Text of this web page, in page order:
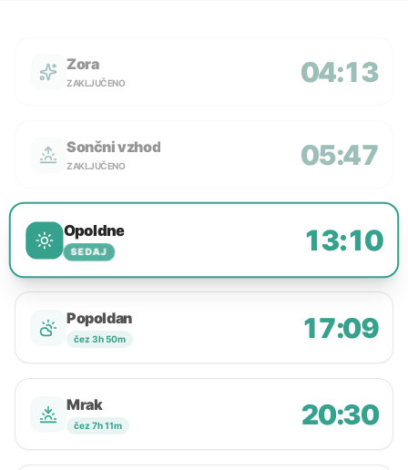
Zora
ZAKLJUČENO 04:13
Sončni vzhod
ZAKLJUČENO 05:47
Opoldne
SEDAJ 13:10
Popoldan
čez 3h 50m 17:09
Mrak
čez 7h 11m 20:30